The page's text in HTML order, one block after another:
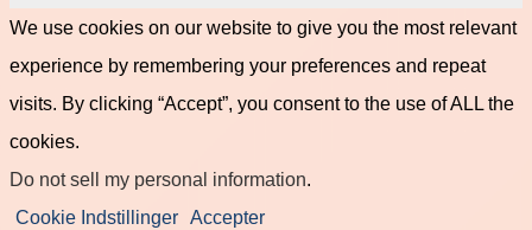
We use cookies on our website to give you the most relevant
experience by remembering your preferences and repeat
visits. By clicking “Accept”, you consent to the use of ALL the
cookies.
Do not sell my personal information.
Cookie Indstillinger Accepter